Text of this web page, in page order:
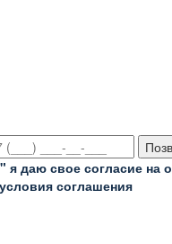
даю свое согласие на
соглашения